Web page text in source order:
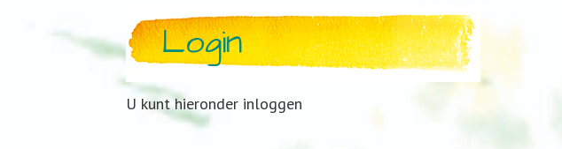
Login
U kunt hieronder inloggen